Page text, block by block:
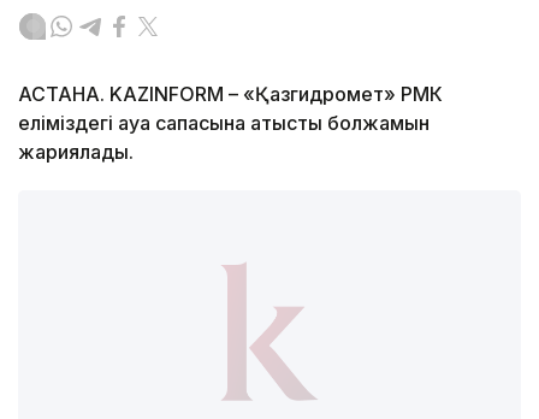
АСТАНА. KAZINFORM – «Қазгидромет» РМК
еліміздегі ауа сапасына қатысты болжамын
жариялады.